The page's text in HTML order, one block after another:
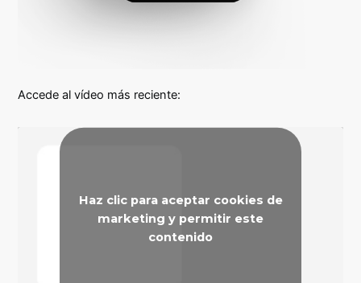
Accede al vídeo más reciente:
Haz clic para aceptar cookies de
marketing y permitir este
contenido